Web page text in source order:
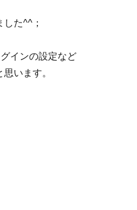
た^^；
インの設定など
います。